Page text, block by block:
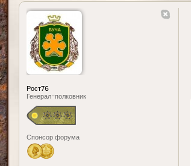
Рост76
Генерал-полковник
Спонсор форума